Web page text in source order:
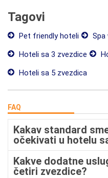
Tagovi
Pet friendly hoteli
Spa
Hoteli sa 3 zvezdice
Hoteli sa 5 zvezdica
FAQ
Kakav standard
očekivati u hotelu
Kakve dodatne
četiri zvezdice?